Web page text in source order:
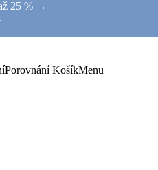
25 % →
Porovnání KošíkMenu